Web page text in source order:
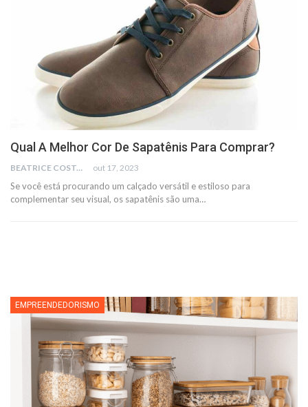
Qual A Melhor Cor De Sapatênis Para Comprar?
BEATRICE COSTA out 17, 2023
Se você está procurando um calçado versátil e estiloso para
complementar seu visual, os sapatênis são uma…
EMPREENDEDORISMO